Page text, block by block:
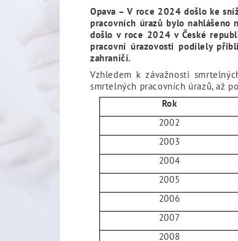
Opava – V roce 2024 došlo ke
pracovních úrazů bylo nahlášeno
došlo v roce 2024 v České
pracovní úrazovosti podílely
zahraničí.
Vzhledem k závažnosti
smrtelných pracovních úrazů, až
Rok
2002
2003
2004
2005
2006
2007
2008